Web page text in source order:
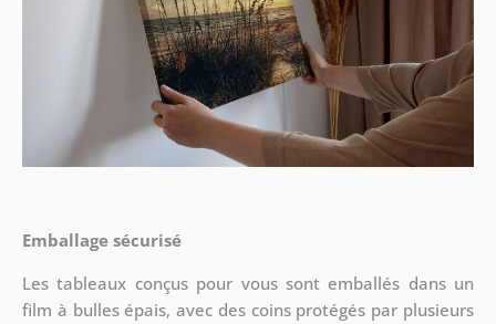
Emballage sécurisé
Les tableaux conçus pour vous sont emballés dans un
film à bulles épais, avec des coins protégés par plusieurs